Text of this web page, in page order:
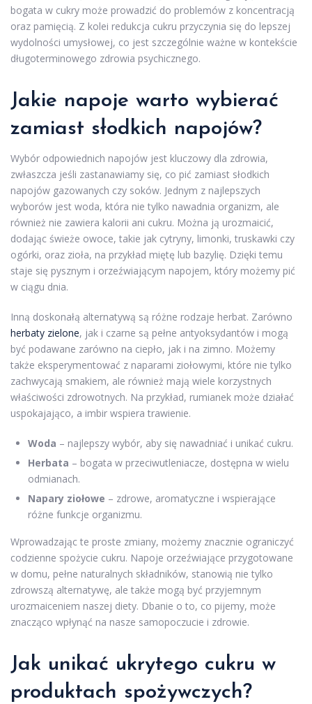
bogata w cukry może prowadzić do problemów z koncentracją
oraz pamięcią. Z kolei redukcja cukru przyczynia się do lepszej
wydolności umysłowej, co jest szczególnie ważne w kontekście
długoterminowego zdrowia psychicznego.
Jakie napoje warto wybierać
zamiast słodkich napojów?
Wybór odpowiednich napojów jest kluczowy dla zdrowia,
zwłaszcza jeśli zastanawiamy się, co pić zamiast słodkich
napojów gazowanych czy soków. Jednym z najlepszych
wyborów jest woda, która nie tylko nawadnia organizm, ale
również nie zawiera kalorii ani cukru. Można ją urozmaicić,
dodając świeże owoce, takie jak cytryny, limonki, truskawki czy
ogórki, oraz zioła, na przykład miętę lub bazylię. Dzięki temu
staje się pysznym i orzeźwiającym napojem, który możemy pić
w ciągu dnia.
Inną doskonałą alternatywą są różne rodzaje herbat. Zarówno
herbaty zielone, jak i czarne są pełne antyoksydantów i mogą
być podawane zarówno na ciepło, jak i na zimno. Możemy
także eksperymentować z naparami ziołowymi, które nie tylko
zachwycają smakiem, ale również mają wiele korzystnych
właściwości zdrowotnych. Na przykład, rumianek może działać
uspokajająco, a imbir wspiera trawienie.
Woda – najlepszy wybór, aby się nawadniać i unikać cukru.
Herbata – bogata w przeciwutleniacze, dostępna w wielu
odmianach.
Napary ziołowe – zdrowe, aromatyczne i wspierające
różne funkcje organizmu.
Wprowadzając te proste zmiany, możemy znacznie ograniczyć
codzienne spożycie cukru. Napoje orzeźwiające przygotowane
w domu, pełne naturalnych składników, stanowią nie tylko
zdrowszą alternatywę, ale także mogą być przyjemnym
urozmaiceniem naszej diety. Dbanie o to, co pijemy, może
znacząco wpłynąć na nasze samopoczucie i zdrowie.
Jak unikać ukrytego cukru w
produktach spożywczych?